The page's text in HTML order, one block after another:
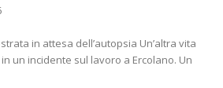
in attesa dell’autopsia Un’altra vita
un incidente sul lavoro a Ercolano. Un